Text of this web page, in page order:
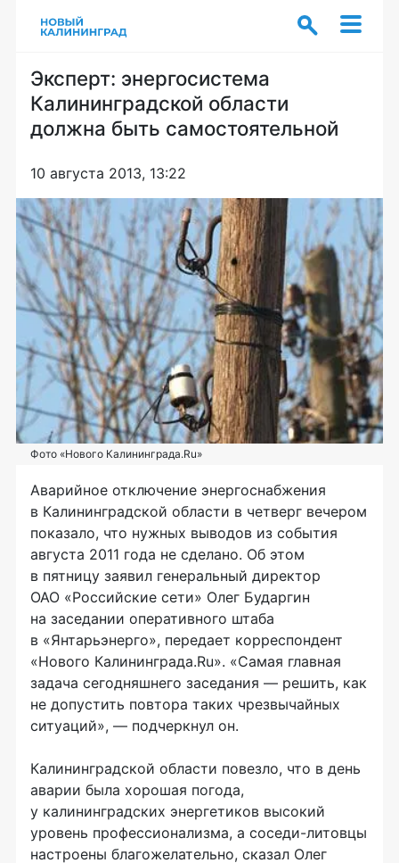
Эксперт: энергосистема
Калининградской области
должна быть самостоятельной
10 августа 2013, 13:22
Фото «Нового Калининграда.Ru»
Аварийное отключение энергоснабжения
в Калининградской области в четверг вечером
показало, что нужных выводов из события
августа 2011 года не сделано. Об этом
в пятницу заявил генеральный директор
ОАО «Российские сети» Олег Бударгин
на заседании оперативного штаба
в «Янтарьэнерго», передает корреспондент
«Нового Калининграда.Ru». «Самая главная
задача сегодняшнего заседания — решить, как
не допустить повтора таких чрезвычайных
ситуаций», — подчеркнул он.
Калининградской области повезло, что в день
аварии была хорошая погода,
у калининградских энергетиков высокий
уровень профессионализма, а соседи-литовцы
настроены благожелательно, сказал Олег